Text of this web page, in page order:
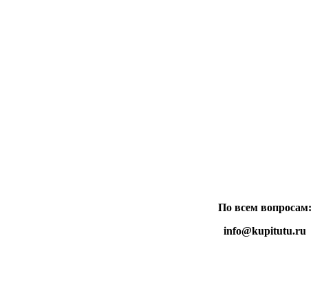
По всем вопросам:
info@kupitutu.ru